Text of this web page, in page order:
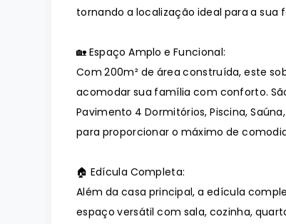
tornando a localização ideal para a sua
🏡 Espaço Amplo e Funcional:
Com 200m² de área construída, este
acomodar sua família com conforto.
Pavimento 4 Dormitórios, Piscina,
para proporcionar o máximo de
🏠 Edícula Completa:
Além da casa principal, a edícula
espaço versátil com sala, cozinha,